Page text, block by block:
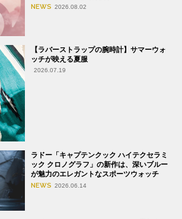
NEWS 2026.08.02
【ラバーストラップの腕時計】サマーウォ
ッチが映える夏服
2026.07.19
ラドー「キャプテンクック ハイテクセラミ
ック クロノグラフ」の新作は、深いブルー
が魅力のエレガントなスポーツウォッチ
NEWS 2026.06.14